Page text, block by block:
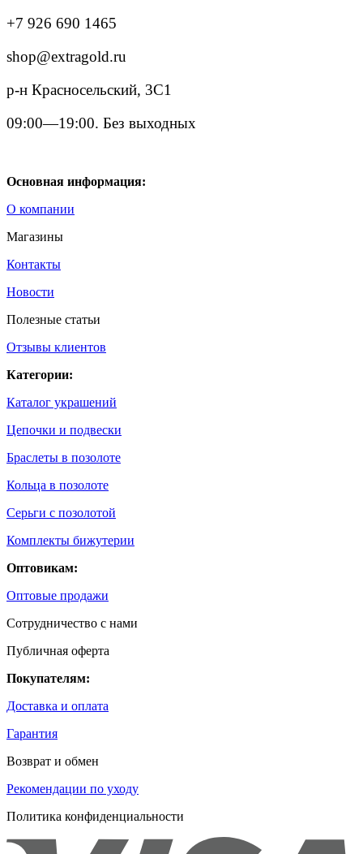
+7 926 690 1465
shop@extragold.ru
р-н Красносельский, 3С1
09:00—19:00. Без выходных
Основная информация:
О компании
Магазины
Контакты
Новости
Полезные статьи
Отзывы клиентов
Категории:
Каталог украшений
Цепочки и подвески
Браслеты в позолоте
Кольца в позолоте
Серьги с позолотой
Комплекты бижутерии
Оптовикам:
Оптовые продажи
Сотрудничество с нами
Публичная оферта
Покупателям:
Доставка и оплата
Гарантия
Возврат и обмен
Рекомендации по уходу
Политика конфиденциальности